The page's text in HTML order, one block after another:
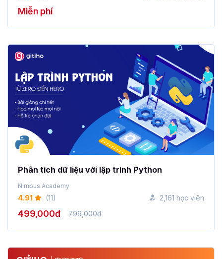
Miễn phí
Phân tích dữ liệu với lập trình Python
Nimbus Academy
4.91 (11) 2,161 học viên
499,000đ 799,000đ